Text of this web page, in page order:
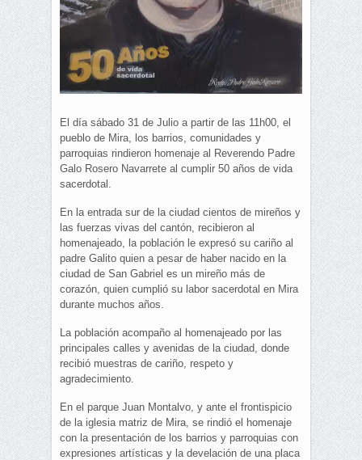
El día sábado 31 de Julio a partir de las 11h00, el
pueblo de Mira, los barrios, comunidades y
parroquias rindieron homenaje al Reverendo Padre
Galo Rosero Navarrete al cumplir 50 años de vida
sacerdotal.
En la entrada sur de la ciudad cientos de mireños y
las fuerzas vivas del cantón, recibieron al
homenajeado, la población le expresó su cariño al
padre Galito quien a pesar de haber nacido en la
ciudad de San Gabriel es un mireño más de
corazón, quien cumplió su labor sacerdotal en Mira
durante muchos años.
La población acompaño al homenajeado por las
principales calles y avenidas de la ciudad, donde
recibió muestras de cariño, respeto y
agradecimiento.
En el parque Juan Montalvo, y ante el frontispicio
de la iglesia matriz de Mira, se rindió el homenaje
con la presentación de los barrios y parroquias con
expresiones artísticas y la develación de una placa